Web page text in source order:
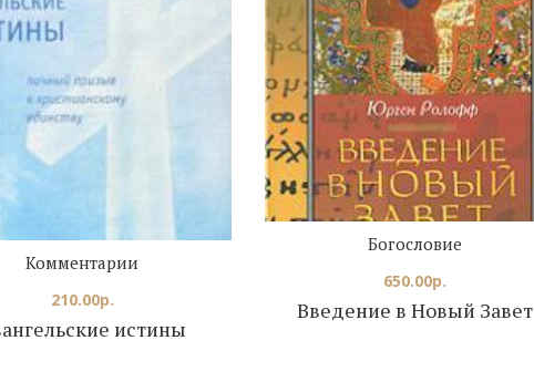
истины
Комментарии
210.00р. Введение в Новый Завет
Богословие
650.00р.